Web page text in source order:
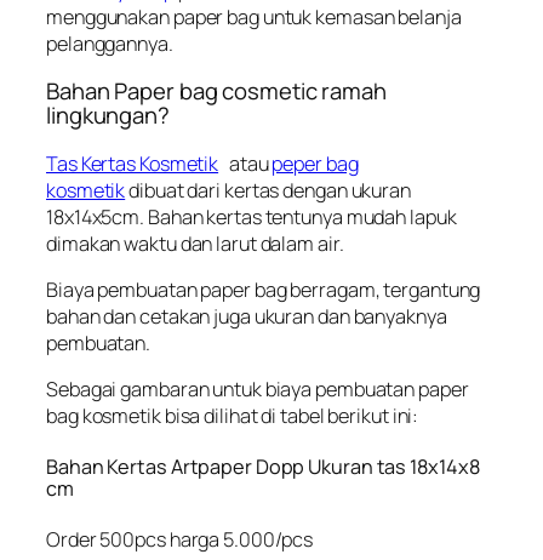
menggunakan paper bag untuk kemasan belanja
pelanggannya.
Bahan Paper bag cosmetic ramah
lingkungan?
Tas Kertas Kosmetik ataupeper bag
kosmetikdibuat dari kertas dengan ukuran
18x14x5cm. Bahan kertas tentunya mudah lapuk
dimakan waktu dan larut dalam air.
Biaya pembuatan paper bag berragam, tergantung
bahan dan cetakan juga ukuran dan banyaknya
pembuatan.
Sebagai gambaran untuk biaya pembuatan paper
bag kosmetik bisa dilihat di tabel berikut ini:
Bahan Kertas Artpaper Dopp Ukuran tas 18x14x8
cm
Order 500pcs harga 5.000/pcs